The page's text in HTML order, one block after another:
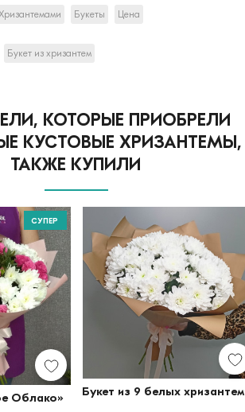
Букеты Цена
Букет из хризантем
КОТОРЫЕ ПРИОБРЕЛИ
КУСТОВЫЕ ХРИЗАНТЕМЫ,
ТАКЖЕ КУПИЛИ
СУПЕР
Облако» Букет из 9 белых хризантем